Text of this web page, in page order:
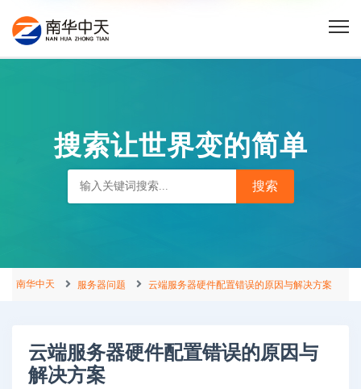
搜索让世界变的简单
南华中天 服务器问题 云端服务器硬件配置错误的原因与解决方案
云端服务器硬件配置错误的原因与
解决方案